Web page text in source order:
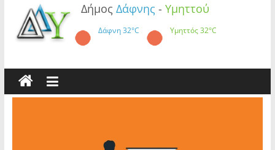
Δήμος Δάφνης - Υμηττού
Δάφνη32°C Υμηττός32°C